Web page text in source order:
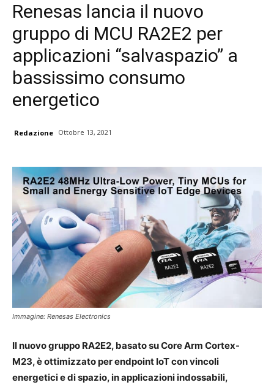
Renesas lancia il nuovo
gruppo di MCU RA2E2 per
applicazioni “salvaspazio” a
bassissimo consumo
energetico
Redazione Ottobre 13, 2021
Immagine: Renesas Electronics
Il nuovo gruppo RA2E2, basato su Core Arm Cortex-
M23, è ottimizzato per endpoint IoT con vincoli
energetici e di spazio, in applicazioni indossabili,